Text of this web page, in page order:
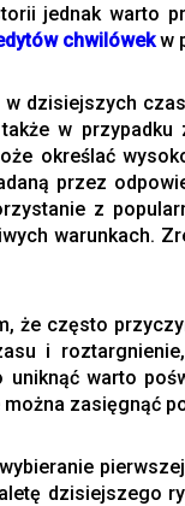
jednak warto
chwilówekw
dzisiejszych
w przypadku
określać
przez
z
warunkach.
że często
i
uniknąć warto
zasięgnąć
dzisiejszego